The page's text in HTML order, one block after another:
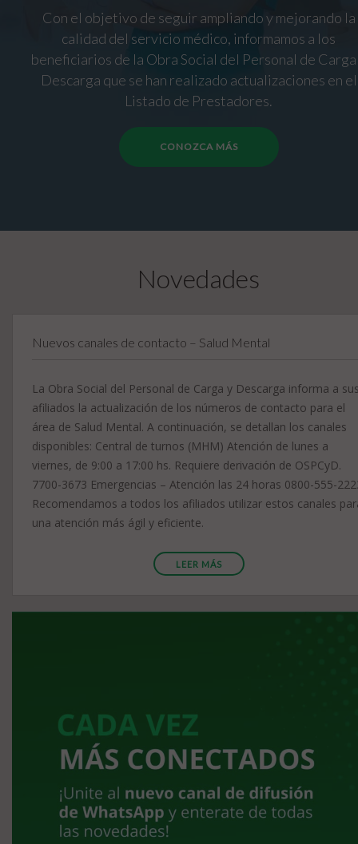
Con el objetivo de seguir ampliando y mejorando la
calidad del servicio médico, informamos a los
beneficiarios de la Obra Social del Personal de
Descarga que se han realizado actualizaciones en el
Listado de Prestadores.
CONOZCA MÁS
Novedades
Nuevos canales de contacto – Salud Mental
La Obra Social del Personal de Carga y Descarga informa a
afiliados la actualización de los números de contacto para el
área de Salud Mental. A continuación, se detallan los canales
disponibles: Central de turnos (MHM) Atención de lunes a
viernes, de 9:00 a 17:00 hs. Requiere derivación de OSPCyD.
7700-3673 Emergencias – Atención las 24 horas 0800-555-
Recomendamos a todos los afiliados utilizar estos canales
una atención más ágil y eficiente.
LEER MÁS